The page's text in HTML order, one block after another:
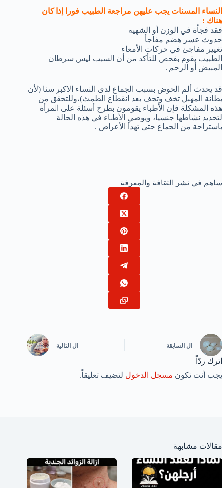
النساء المسنات يجب عليهن مراجعة الطبيب فورا إذا كان
هناك :
فقد فجأة في الوزن أو الشهيه
حدوث عسر هضم مفاجأ
تغيير مفاجئ في حركات الأمعاء
الطبيب يقوم بفحص للتأكد من أن السبب ليس سرطان
المبيض أو الرحم .
قد يحدث ألم الحوض بسبب الجماع لدى النساء الاكبر سنا (لأن
بطانة المهبل تخف وتجف بعد انقطاع الطمث)،وللتحقق من
هذه المشكلة فإن الأطباء يقومون بطرح أسئلة على المرأة
لتحديد نشاطها جنسيا، ويوصي الأطباء في هذه الحالة
باستراحة من الجماع حتى تهدأ الأعراض .
ساهم في نشر الثقافة والمعرفة
ال السابقة ال التالية
اترك ردّاً
يجب أنت تكون مسجل الدخول لتضيف تعليقاً.
مقالات مشابهة